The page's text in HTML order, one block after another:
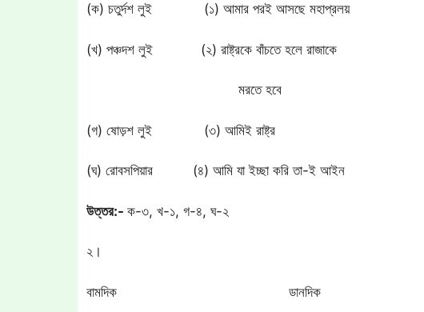
(ক) চতুর্দশ লুই (১) আমার পরই আসছে মহাপ্রলয়
(খ) পঞ্চদশ লুই (২) রাষ্ট্রকে বাঁচতে হলে রাজাকে
মরতে হবে
(গ) ষোড়শ লুই (৩) আমিই রাষ্ট্র
(ঘ) রোবসপিয়ার (৪) আমি যা ইচ্ছা করি তা-ই আইন
উত্তর:- ক-৩, খ-১, গ-৪, ঘ-২
২।
বামদিক ডানদিক